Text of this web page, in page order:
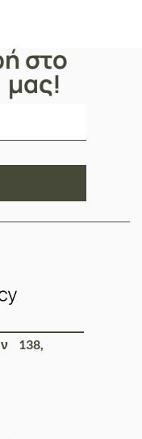
στο
138,